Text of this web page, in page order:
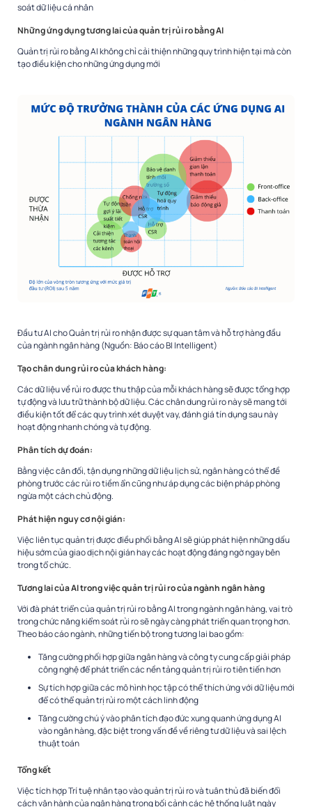
soát dữ liệu cá nhân
Những ứng dụng tương lai của quản trị rủi ro bằng AI
Quản trị rủi ro bằng AI không chỉ cải thiện những quy trình hiện tại mà còn
tạo điều kiện cho những ứng dụng mới
Đầu tư AI cho Quản trị rủi ro nhận được sự quan tâm và hỗ trợ hàng đầu
của ngành ngân hàng (Nguồn: Báo cáo BI Intelligent)
Tạo chân dung rủi ro của khách hàng:
Các dữ liệu về rủi ro được thu thập của mỗi khách hàng sẽ được tổng hợp
tự động và lưu trữ thành bộ dữ liệu. Các chân dung rủi ro này sẽ mang tới
điều kiện tốt để các quy trình xét duyệt vay, đánh giá tín dụng sau này
hoạt động nhanh chóng và tự động.
Phân tích dự đoán:
Bằng việc cân đối, tận dụng những dữ liệu lịch sử, ngân hàng có thể đề
phòng trước các rủi ro tiềm ẩn cũng như áp dụng các biện pháp phòng
ngừa một cách chủ động.
Phát hiện nguy cơ nội gián:
Việc liên tục quản trị được điều phối bằng AI sẽ giúp phát hiện những dấu
hiệu sớm của giao dịch nội gián hay các hoạt động đáng ngờ ngay bên
trong tổ chức.
Tương lai của AI trong việc quản trị rủi ro của ngành ngân hàng
Với đà phát triển của quản trị rủi ro bằng AI trong ngành ngân hàng, vai trò
trong chức năng kiểm soát rủi ro sẽ ngày càng phát triển quan trọng hơn.
Theo báo cáo ngành, những tiến bộ trong tương lai bao gồm:
Tăng cường phối hợp giữa ngân hàng và công ty cung cấp giải pháp
công nghệ để phát triển các nền tảng quản trị rủi ro tiên tiến hơn
Sự tích hợp giữa các mô hình học tập có thể thích ứng với dữ liệu mới
để có thể quản trị rủi ro một cách linh động
Tăng cường chú ý vào phân tích đạo đức xung quanh ứng dụng AI
vào ngân hàng, đặc biệt trong vấn đề về riêng tư dữ liệu và sai lệch
thuật toán
Tổng kết
Việc tích hợp Trí tuệ nhân tạo vào quản trị rủi ro và tuân thủ đã biến đổi
cách vận hành của ngân hàng trong bối cảnh các hệ thống luật ngày